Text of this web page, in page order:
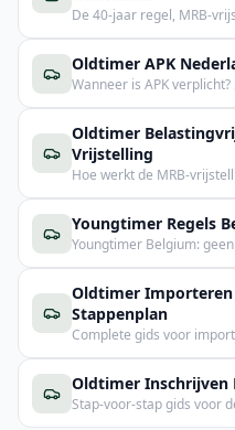
De 40-jaar regel, MRB-
Oldtimer APK
Wanneer is APK
Oldtimer
Vrijstelling
Hoe werkt de MRB-
Youngtimer Regels
Youngtimer Belgium:
Oldtimer Importeren
Stappenplan
Complete gids voor
Oldtimer Inschrijven
Stap-voor-stap gids voor